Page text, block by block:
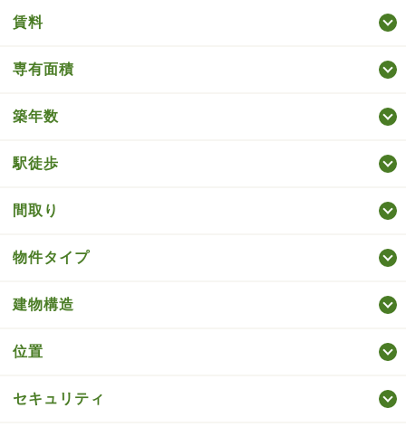
賃料
専有面積
築年数
駅徒歩
間取り
物件タイプ
建物構造
位置
セキュリティ